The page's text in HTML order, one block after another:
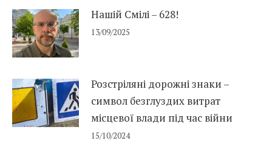
Нашій Смілі – 628!
13/09/2025
Розстріляні дорожні знаки –
символ безглуздих витрат
місцевої влади під час війни
15/10/2024